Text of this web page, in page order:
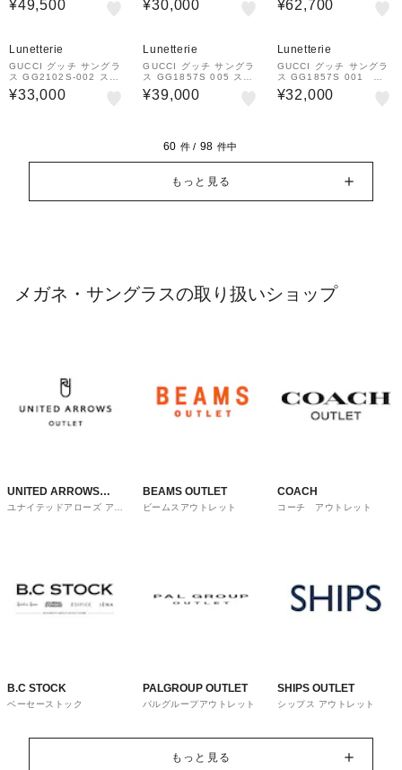
¥49,500 ¥30,000
シェイプ
¥62,700
Lunetterie
GUCCI グッチ サングラ
ス GG2102S-002 スク
エアシェイプ
¥33,000
Lunetterie
GUCCI グッチ サングラ
ス GG1857S 005 スク
エアシェイプ
¥39,000
Lunetterie
GUCCI グッチ サングラ
ス GG1857S 001 ス
クエアフレーム
¥32,000
60 件 / 98 件中
もっと見る
メガネ・サングラスの取り扱いショップ
UNITED ARROWS
OUTLET
ユナイテッドアローズ アウ
BEAMS OUTLET
ビームスアウトレット
COACH
コーチ アウトレット
B.C STOCK
ベーセーストック
PALGROUP OUTLET
パルグループアウトレット
SHIPS OUTLET
シップス アウトレット
もっと見る